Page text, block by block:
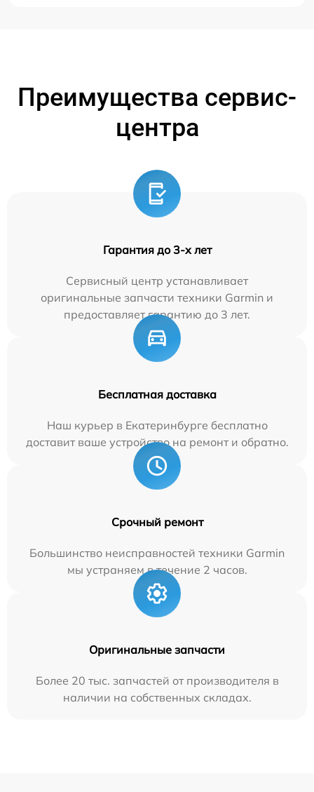
Преимущества сервис-
центра
Гарантия до 3-х лет
Сервисный центр устанавливает
оригинальные запчасти техники Garmin и
предоставляет гарантию до 3 лет.
Бесплатная доставка
Наш курьер в Екатеринбурге бесплатно
доставит ваше устройство на ремонт и обратно.
Срочный ремонт
Большинство неисправностей техники Garmin
мы устраняем в течение 2 часов.
Оригинальные запчасти
Более 20 тыс. запчастей от производителя в
наличии на собственных складах.